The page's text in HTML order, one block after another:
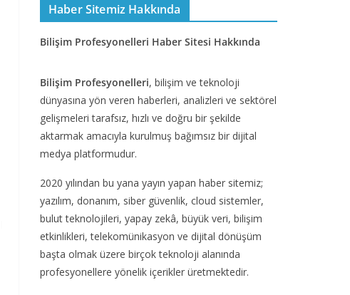
Haber Sitemiz Hakkında
Bilişim Profesyonelleri Haber Sitesi Hakkında
Bilişim Profesyonelleri, bilişim ve teknoloji
dünyasına yön veren haberleri, analizleri ve sektörel
gelişmeleri tarafsız, hızlı ve doğru bir şekilde
aktarmak amacıyla kurulmuş bağımsız bir dijital
medya platformudur.
2020 yılından bu yana yayın yapan haber sitemiz;
yazılım, donanım, siber güvenlik, cloud sistemler,
bulut teknolojileri, yapay zekâ, büyük veri, bilişim
etkinlikleri, telekomünikasyon ve dijital dönüşüm
başta olmak üzere birçok teknoloji alanında
profesyonellere yönelik içerikler üretmektedir.